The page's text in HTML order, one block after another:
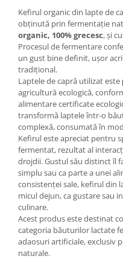
Kefirul organic din lapte de
obținută prin fermentație
organic, 100% grecesc, și
Procesul de fermentare
un gust bine definit, ușor
tradițional.
Laptele de capră utilizat este
agricultură ecologică,
alimentare certificate
transformă laptele într-o
complexă, consumată în
Kefirul este apreciat pentru
fermentat, rezultat al
drojdii. Gustul său distinct îl
simplu sau ca parte a unei
consistenței sale, kefirul din
micul dejun, ca gustare sau
culinare.
Acest produs este destinat
categoria băuturilor lactate
adaosuri artificiale, exclusiv
naturale.